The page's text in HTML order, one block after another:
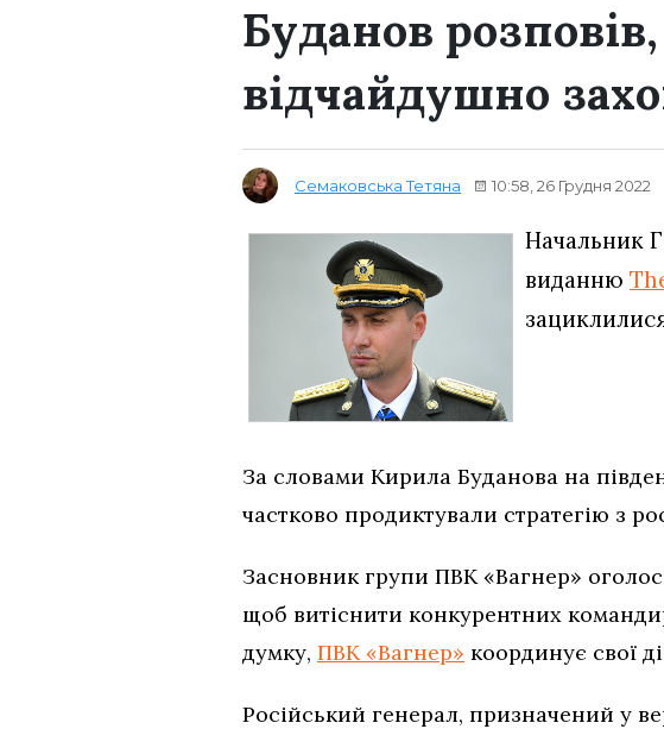
Буданов
відчайдушно
Семаковська Тетяна 10:58, 26 Грудня 2022
Начальник
виданню
За словами Кирила Буданова на
частково продиктували стратегію з
Засновник групи ПВК «Вагнер»
щоб витіснити конкурентних
думку, ПВК «Вагнер» координує свої
Російський генерал, призначений у